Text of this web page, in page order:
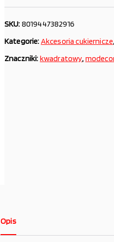
SKU: 8019447382916
Kategorie: Akcesoria cukiernicze
Znaczniki: kwadratowy,
Opis